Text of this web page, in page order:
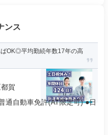
ンス
OK◎平均勤続年数17年の高
賀
通自動車免許(AT限定可) ●日